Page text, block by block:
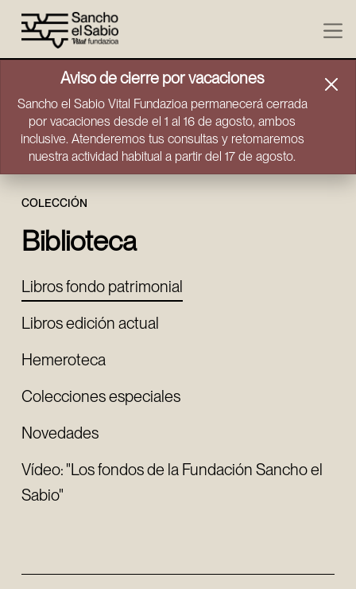
Ir directamente al contenido
Aviso de cierre por vacaciones
Sancho el Sabio Vital Fundazioa permanecerá cerrada
por vacaciones desde el 1 al 16 de agosto, ambos
inclusive. Atenderemos tus consultas y retomaremos
nuestra actividad habitual a partir del 17 de agosto.
COLECCIÓN
Biblioteca
Libros fondo patrimonial
Libros edición actual
Hemeroteca
Colecciones especiales
Novedades
Vídeo: "Los fondos de la Fundación Sancho el
Sabio"